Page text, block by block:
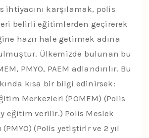
ihtiyacını karşılamak, polis
belirli eğitimlerden geçirerek
hazır hale getirmek adına
Ülkemizde bulunan bu
PMYO, PAEM adlandırılır. Bu
kısa bir bilgi edinirsek:
Merkezleri (POMEM) (Polis
eğitim verilir.) Polis Meslek
(Polis yetiştirir ve 2 yıl